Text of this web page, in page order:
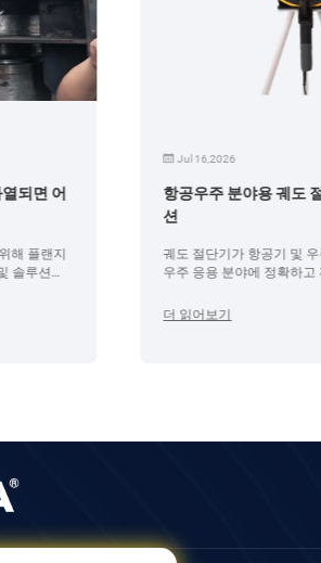
야용 궤도 절단기: 정밀 절단 솔루
항공기 및 우주 시스템을 포함한 항공
야에 정확하고 깨끗하며 효율적인 튜브